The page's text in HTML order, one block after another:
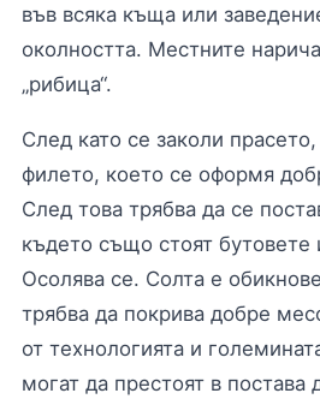
във всяка къща или
околността. Местните
„рибица“.
След като се заколи
филето, което се оформя
След това трябва да се
където също стоят бутовете
Осолява се. Солта е
трябва да покрива добре
от технологията и
могат да престоят в